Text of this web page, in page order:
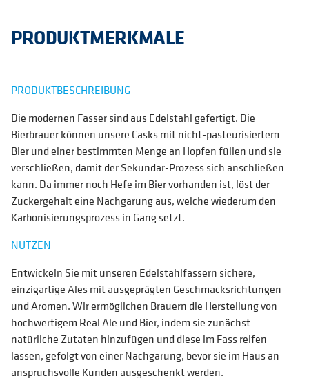
PRODUKTMERKMALE
PRODUKTBESCHREIBUNG
Die modernen Fässer sind aus Edelstahl gefertigt. Die
Bierbrauer können unsere Casks mit nicht-pasteurisiertem
Bier und einer bestimmten Menge an Hopfen füllen und sie
verschließen, damit der Sekundär-Prozess sich anschließen
kann. Da immer noch Hefe im Bier vorhanden ist, löst der
Zuckergehalt eine Nachgärung aus, welche wiederum den
Karbonisierungsprozess in Gang setzt.
NUTZEN
Entwickeln Sie mit unseren Edelstahlfässern sichere,
einzigartige Ales mit ausgeprägten Geschmacksrichtungen
und Aromen. Wir ermöglichen Brauern die Herstellung von
hochwertigem Real Ale und Bier, indem sie zunächst
natürliche Zutaten hinzufügen und diese im Fass reifen
lassen, gefolgt von einer Nachgärung, bevor sie im Haus an
anspruchsvolle Kunden ausgeschenkt werden.